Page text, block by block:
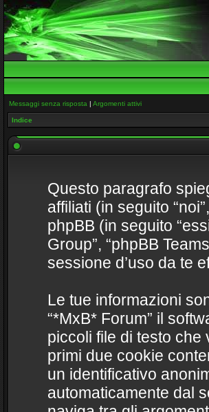
Messaggi senza risposta | Argomenti attivi
Indice
Questo paragrafo
affiliati (in seguito
phpBB (in seguito
Group”, “phpBB
sessione d’uso da te
Le tue informazioni
“*MxB* Forum” il
piccoli file di testo che
primi due cookie
un identificativo
automaticamente dal